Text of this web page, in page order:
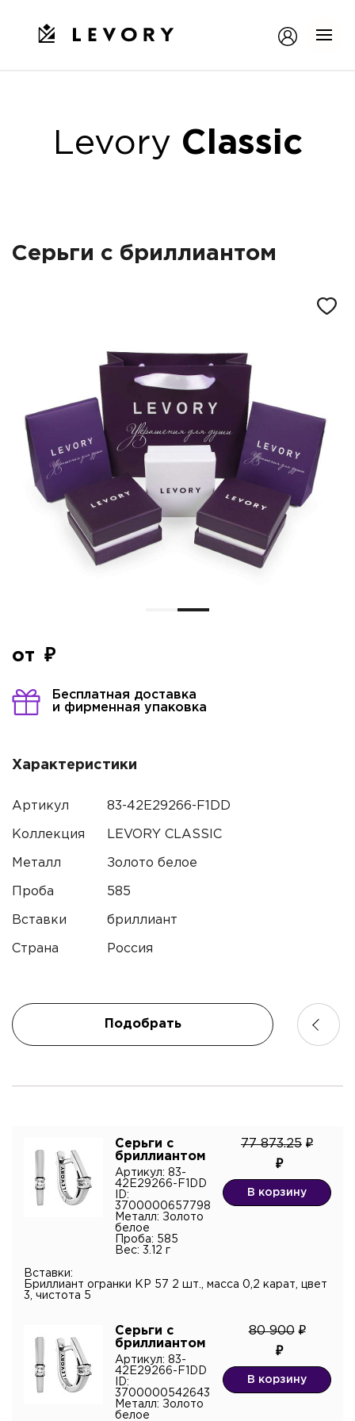
Levory Classic
Серьги с бриллиантом
от
Бесплатная доставка
и фирменная упаковка
Характеристики
Артикул 83-42E29266-F1DD
Коллекция LEVORY CLASSIC
Металл Золото белое
Проба 585
Вставки бриллиант
Страна Россия
Подобрать
Серьги с
бриллиантом
Артикул: 83-
42E29266-F1DD
ID:
3700000657798
Металл: Золото
белое
Проба: 585
Вес: 3.12 г
77 873.25
В корзину
Вставки:
Бриллиант огранки КР 57 2 шт., масса 0,2 карат, цвет
3, чистота 5
Серьги с
бриллиантом
Артикул: 83-
42E29266-F1DD
ID:
3700000542643
Металл: Золото
белое
80 900
В корзину
Комментарий
конфиденциальностии даю согласие на обработку
персональных данных.*
Телефон